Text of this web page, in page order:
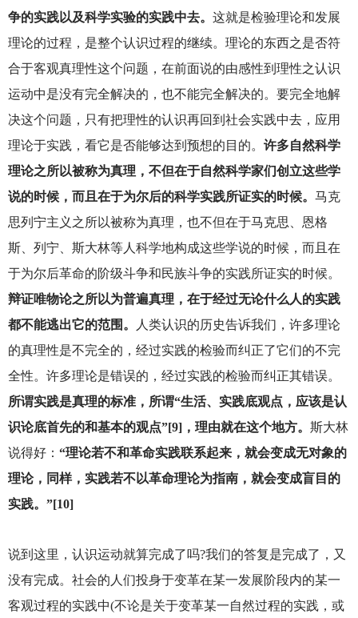
争的实践以及科学实验的实践中去。 这就是检验理论和发展
理论的过程，是整个认识过程的继续。理论的东西之是否符
合于客观真理性这个问题，在前面说的由感性到理性之认识
运动中是没有完全解决的，也不能完全解决的。要完全地解
决这个问题，只有把理性的认识再回到社会实践中去，应用
理论于实践，看它是否能够达到预想的目的。 许多自然科学
理论之所以被称为真理，不但在于自然科学家们创立这些学
说的时候，而且在于为尔后的科学实践所证实的时候。 马克
思列宁主义之所以被称为真理，也不但在于马克思、恩格
斯、列宁、斯大林等人科学地构成这些学说的时候，而且在
于为尔后革命的阶级斗争和民族斗争的实践所证实的时候。
辩证唯物论之所以为普遍真理，在于经过无论什么人的实践
都不能逃出它的范围。
人类认识的历史告诉我们，许多理论
的真理性是不完全的，经过实践的检验而纠正了它们的不完
全性。许多理论是错误的，经过实践的检验而纠正其错误。
所谓实践是真理的标准，所谓“生活、实践底观点，应该是认
识论底首先的和基本的观点”[9]，理由就在这个地方。 斯大林
说得好： “理论若不和革命实践联系起来，就会变成无对象的
理论，同样，实践若不以革命理论为指南，就会变成盲目的
实践。”[10]
说到这里，认识运动就算完成了吗?我们的答复是完成了，又
没有完成。社会的人们投身于变革在某一发展阶段内的某一
客观过程的实践中(不论是关于变革某一自然过程的实践，或